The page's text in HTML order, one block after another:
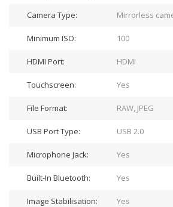
Camera Type: Mirrorless
Minimum ISO: 100
HDMI Port: HDMI
Touchscreen: Yes
File Format: RAW, JPEG
USB Port Type: USB 2.0
Microphone Jack: Yes
Built-In Bluetooth: Yes
Image Stabilisation: Yes